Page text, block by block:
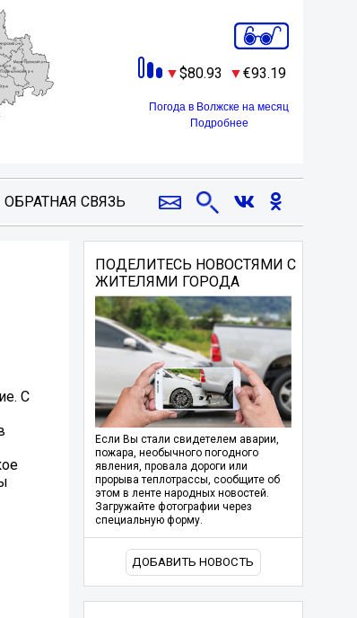
80.93 93.19
Погода в Волжске на месяц
Подробнее
ОБРАТНАЯ СВЯЗЬ
С
ПОДЕЛИТЕСЬ НОВОСТЯМИ С
ЖИТЕЛЯМИ ГОРОДА
Если Вы стали свидетелем аварии,
пожара, необычного погодного
явления, провала дороги или
прорыва теплотрассы, сообщите об
этом в ленте народных новостей.
Загружайте фотографии через
специальную форму.
ДОБАВИТЬ НОВОСТЬ